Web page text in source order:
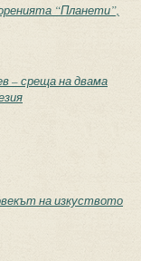
“Планети”,
– среща на двама
на изкуството